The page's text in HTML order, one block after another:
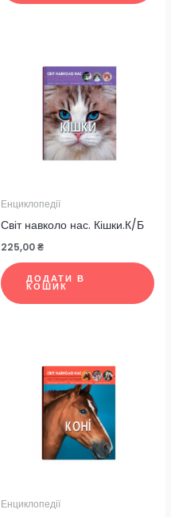
Енциклопедії
Світ навколо нас. Кішки.К/Б
225,00₴
ДОДАТИ В
КОШИК
Енциклопедії